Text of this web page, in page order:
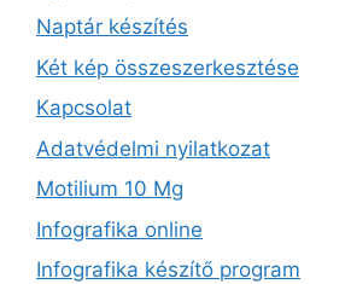
Naptár készítés
Két kép összeszerkesztése
Kapcsolat
Adatvédelmi nyilatkozat
Motilium 10 Mg
Infografika online
Infografika készítő program